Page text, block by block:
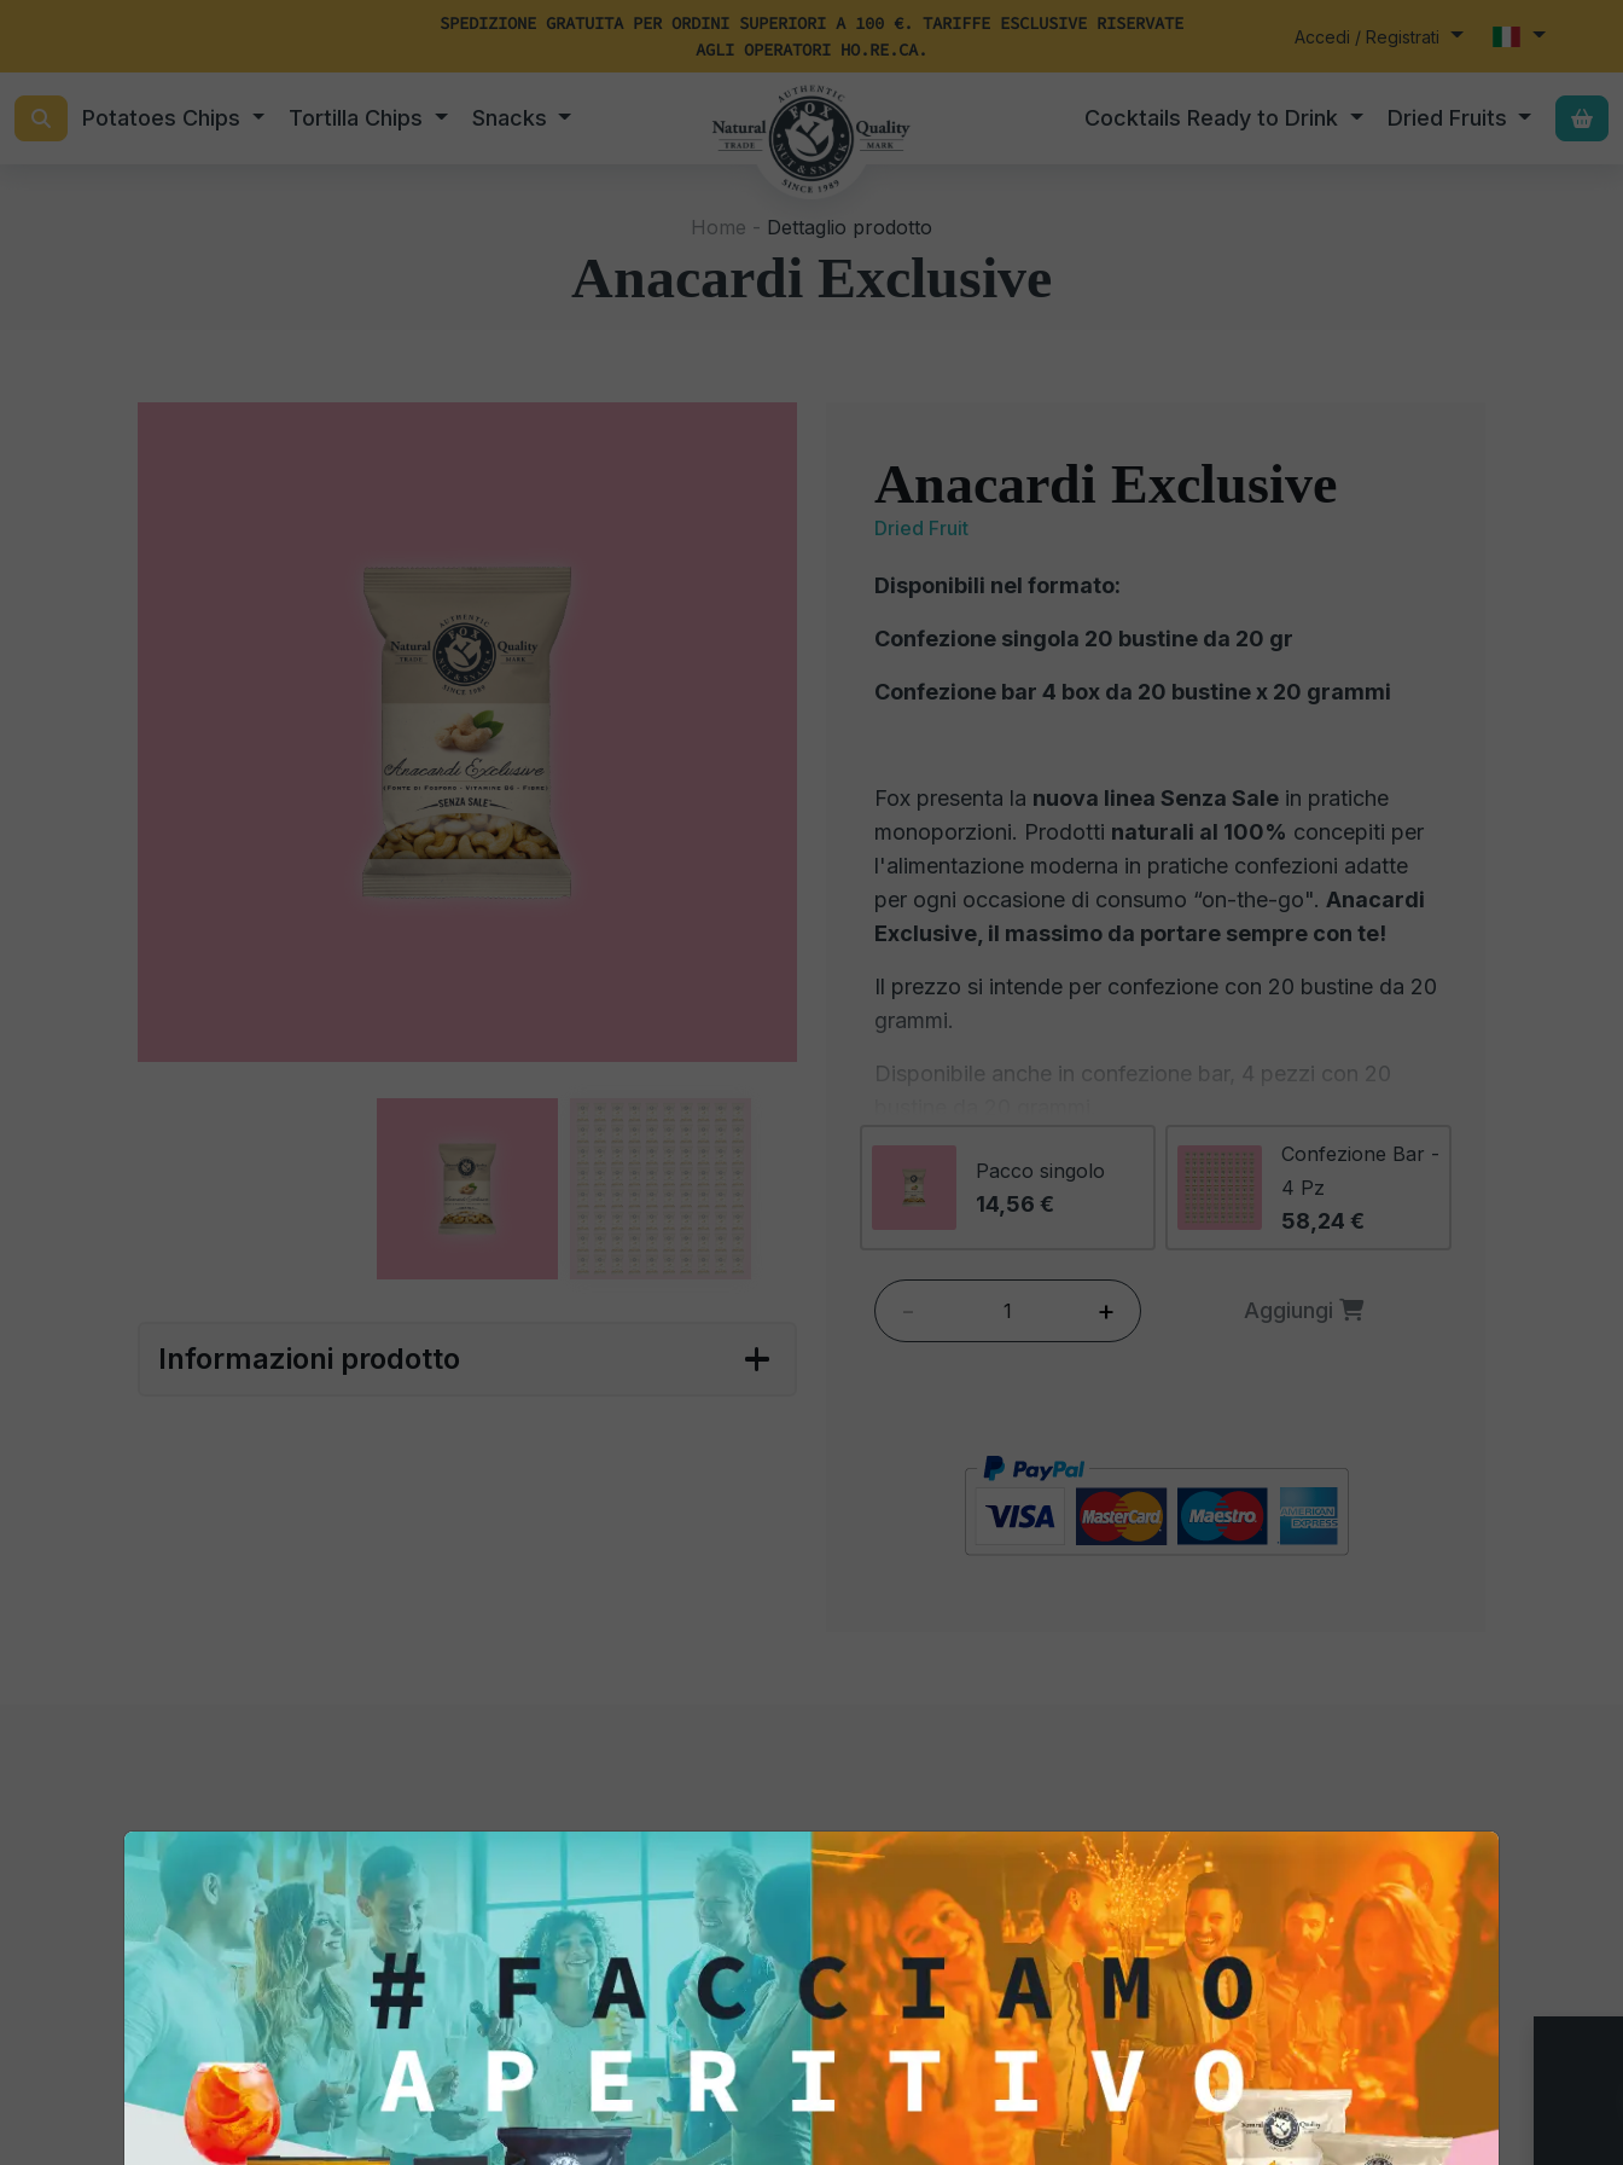
SPEDIZIONE GRATUITA PER ORDINI SUPERIORI A 100 €. TARIFFE ESCLUSIVE RISERVATE
AGLI OPERATORI HO.RE.CA.
Accedi / Registrati
Potatoes Chips Tortilla Chips Snacks Cocktails Ready to Drink Dried Fruits
Home - Dettaglio prodotto
Anacardi Exclusive
Informazioni prodotto
Anacardi Exclusive
Dried Fruit
Disponibili nel formato:
Confezione singola 20 bustine da 20 gr
Confezione bar 4 box da 20 bustine x 20 grammi
Fox presenta la nuova linea Senza Sale in pratiche
monoporzioni. Prodotti naturali al 100% concepiti per
l'alimentazione moderna in pratiche confezioni adatte
per ogni occasione di consumo “on-the-go". Anacardi
Exclusive, il massimo da portare sempre con te!
Il prezzo si intende per confezione con 20 bustine da 20
grammi.
Disponibile anche in confezione bar, 4 pezzi con 20
Pacco singolo
14,56 €
Confezione Bar -
4 Pz
58,24 €
- + Aggiungi
Potrebbe interessarti anche...